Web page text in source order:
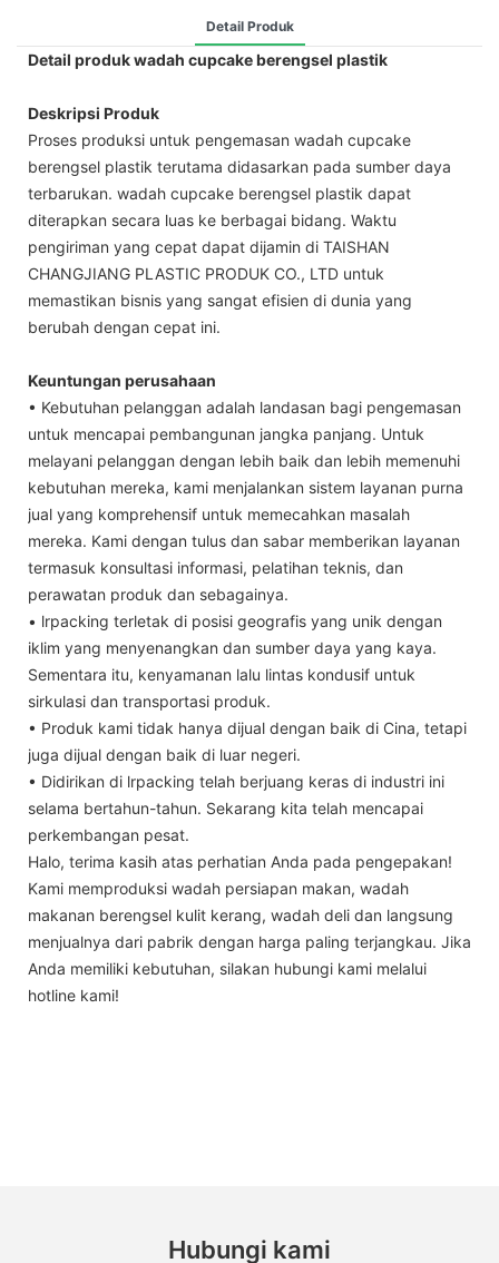
Detail Produk
Detail produk wadah cupcake berengsel plastik
Deskripsi Produk
Proses produksi untuk pengemasan wadah cupcake
berengsel plastik terutama didasarkan pada sumber daya
terbarukan. wadah cupcake berengsel plastik dapat
diterapkan secara luas ke berbagai bidang. Waktu
pengiriman yang cepat dapat dijamin di TAISHAN
CHANGJIANG PLASTIC PRODUK CO., LTD untuk
memastikan bisnis yang sangat efisien di dunia yang
berubah dengan cepat ini.
Keuntungan perusahaan
• Kebutuhan pelanggan adalah landasan bagi pengemasan
untuk mencapai pembangunan jangka panjang. Untuk
melayani pelanggan dengan lebih baik dan lebih memenuhi
kebutuhan mereka, kami menjalankan sistem layanan purna
jual yang komprehensif untuk memecahkan masalah
mereka. Kami dengan tulus dan sabar memberikan layanan
termasuk konsultasi informasi, pelatihan teknis, dan
perawatan produk dan sebagainya.
• lrpacking terletak di posisi geografis yang unik dengan
iklim yang menyenangkan dan sumber daya yang kaya.
Sementara itu, kenyamanan lalu lintas kondusif untuk
sirkulasi dan transportasi produk.
• Produk kami tidak hanya dijual dengan baik di Cina, tetapi
juga dijual dengan baik di luar negeri.
• Didirikan di lrpacking telah berjuang keras di industri ini
selama bertahun-tahun. Sekarang kita telah mencapai
perkembangan pesat.
Halo, terima kasih atas perhatian Anda pada pengepakan!
Kami memproduksi wadah persiapan makan, wadah
makanan berengsel kulit kerang, wadah deli dan langsung
menjualnya dari pabrik dengan harga paling terjangkau. Jika
Anda memiliki kebutuhan, silakan hubungi kami melalui
hotline kami!
Hubungi kami